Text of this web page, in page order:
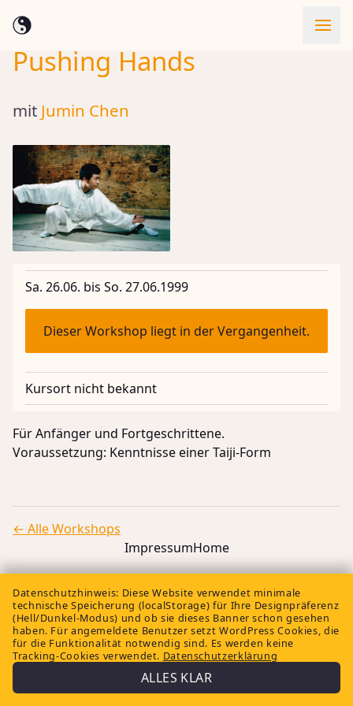
Skip to content
Pushing Hands
mit Jumin Chen
Sa. 26.06. bis So. 27.06.1999
Dieser Workshop liegt in der Vergangenheit.
Kursort nicht bekannt
Für Anfänger und Fortgeschrittene.
Voraussetzung: Kenntnisse einer Taiji-Form
← Alle Workshops
ImpressumHome
Datenschutzhinweis: Diese Website verwendet minimale
technische Speicherung (localStorage) für Ihre Designpräferenz
(Hell/Dunkel-Modus) und ob sie dieses Banner schon gesehen
haben. Für angemeldete Benutzer setzt WordPress Cookies, die
für die Funktionalität notwendig sind. Es werden keine
Tracking-Cookies verwendet. Datenschutzerklärung
ALLES KLAR